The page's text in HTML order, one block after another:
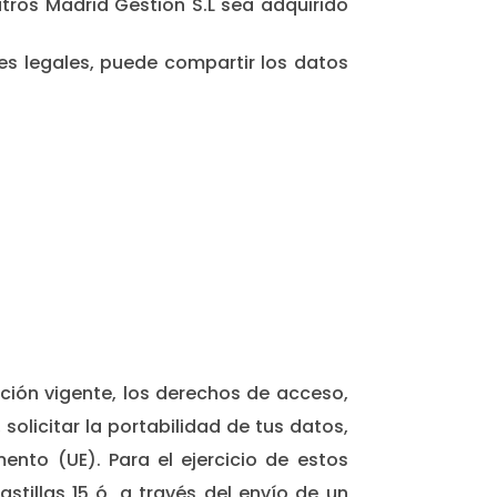
Madrid Gestión S.L sea adquirido
legales, puede compartir los datos
vigente, los derechos de acceso,
la portabilidad de tus datos,
(UE). Para el ejercicio de estos